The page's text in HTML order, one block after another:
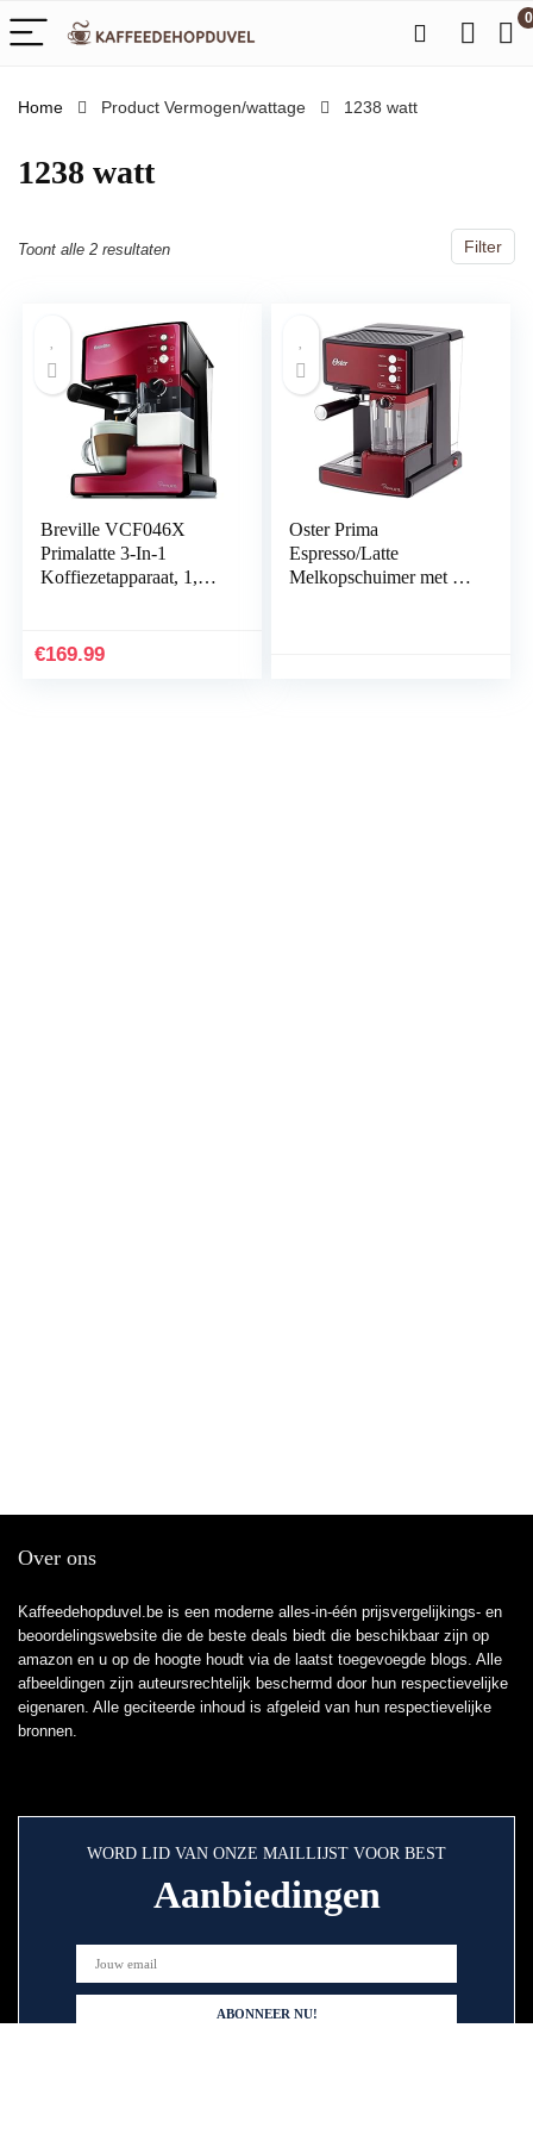
0
Home Product Vermogen/wattage ‎1238 watt
‎1238 watt
Filter
Toont alle 2 resultaten
Breville VCF046X
Primalatte 3-In-1
Koffiezetapparaat, 1,5
€169.99
Oster Prima
Espresso/Latte
Melkopschuimer met 15
Over ons
Kaffeedehopduvel.be is een moderne alles-in-één prijsvergelijkings- en
beoordelingswebsite die de beste deals biedt die beschikbaar zijn op
amazon en u op de hoogte houdt via de laatst toegevoegde blogs. Alle
afbeeldingen zijn auteursrechtelijk beschermd door hun respectievelijke
eigenaren. Alle geciteerde inhoud is afgeleid van hun respectievelijke
bronnen.
WORD LID VAN ONZE MAILLIJST VOOR BEST
Aanbiedingen